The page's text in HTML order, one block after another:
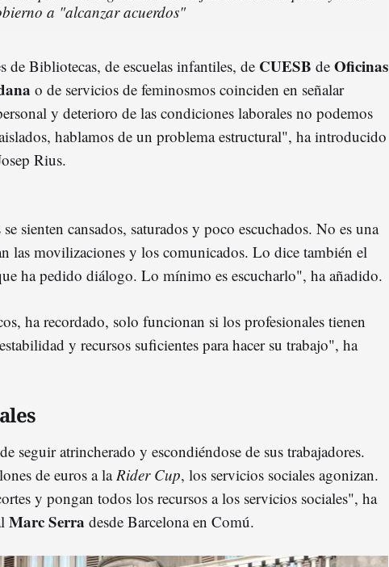
a "alcanzar acuerdos"
de Bibliotecas, de escuelas infantiles, de CUESB de Oficinas
o de servicios de feminosmos coinciden en señalar
y deterioro de las condiciones laborales no podemos
hablamos de un problema estructural", ha introducido
Rius.
sienten cansados, saturados y poco escuchados. No es una
las movilizaciones y los comunicados. Lo dice también el
ha pedido diálogo. Lo mínimo es escucharlo", ha añadido.
ha recordado, solo funcionan si los profesionales tienen
y recursos suficientes para hacer su trabajo", ha
seguir atrincherado y escondiéndose de sus trabajadores.
de euros a laRider Cup, los servicios sociales agonizan.
y pongan todos los recursos a los servicios sociales", ha
Marc Serra desde Barcelona en Comú.